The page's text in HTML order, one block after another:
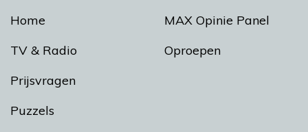
Home
TV & Radio
Prijsvragen
Puzzels
MAX Opinie Panel
Oproepen